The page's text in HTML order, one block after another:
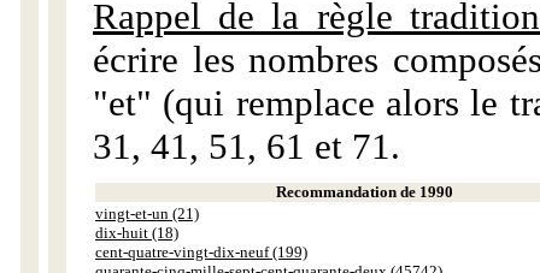
Rappel de la règle
écrire les nombres
"et" (qui remplace alors le
31, 41, 51, 61 et 71.
Recommandation de 1990
vingt-et-un (21)
dix-huit (18)
cent-quatre-vingt-dix-neuf (199)